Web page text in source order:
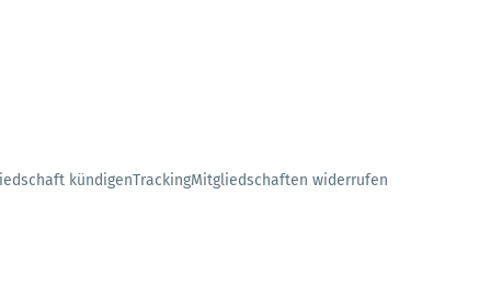
kündigenTrackingMitgliedschaften widerrufen